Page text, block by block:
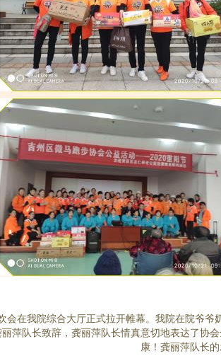
会在我院综合大厅正式拉开帷幕。我院在院爷
萍队长致辞，龚丽萍队长情真意切地表达了协
康！龚丽萍队长